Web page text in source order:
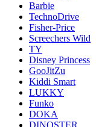
Barbie
TechnoDrive
Fisher-Price
Screechers Wild
TY
Disney Princess
GooJitZu
Kiddi Smart
LUKKY
Funko
DOKA
DINOSTER